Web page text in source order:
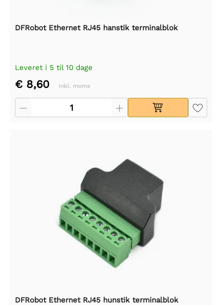
DFRobot Ethernet RJ45 hanstik terminalblok
Leveret i 5 til 10 dage
€ 8,60 Inkl. moms
DFRobot Ethernet RJ45 hunstik terminalblok